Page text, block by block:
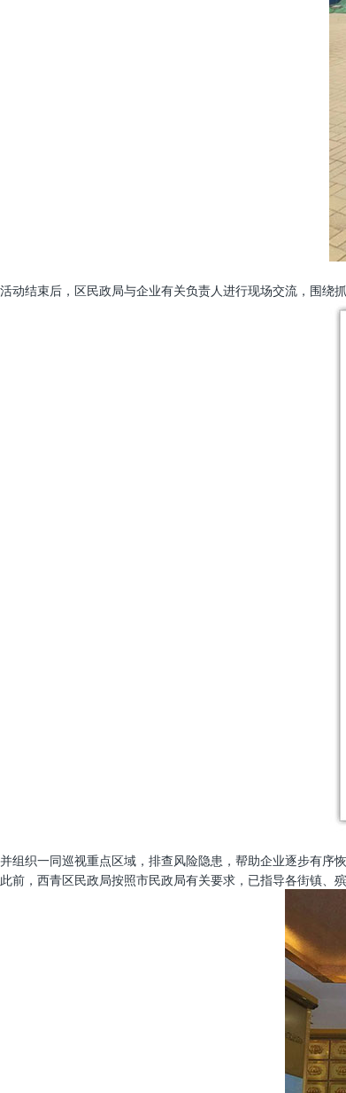
活动结束后，区民政局与企业有关负责人进行现场交流，围绕
并组织一同巡视重点区域，排查风险隐患，帮助企业逐步有序恢
此前，西青区民政局按照市民政局有关要求，已指导各街镇、